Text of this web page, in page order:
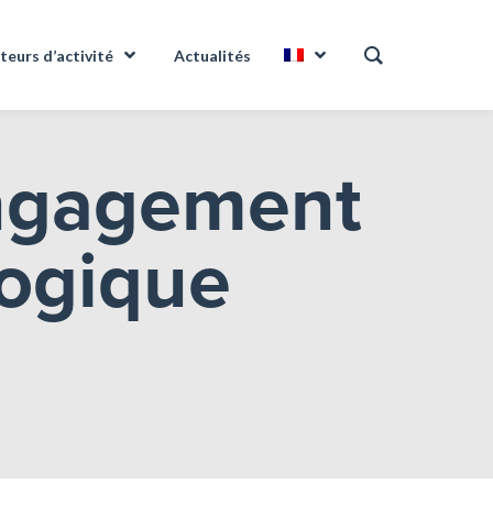
d’activité Actualités